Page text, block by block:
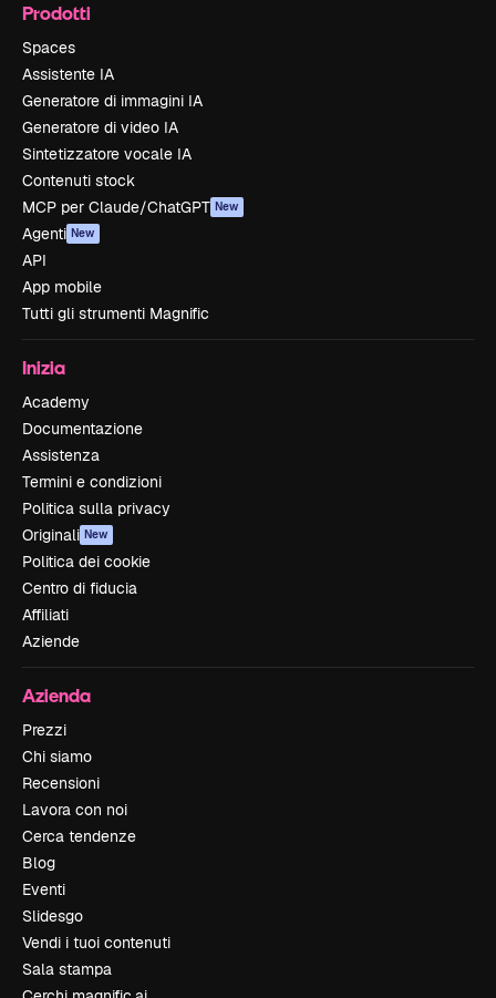
Prodotti
Spaces
Assistente IA
Generatore di immagini IA
Generatore di video IA
Sintetizzatore vocale IA
Contenuti stock
MCP per Claude/ChatGPT New
Agenti New
API
App mobile
Tutti gli strumenti Magnific
Inizia
Academy
Documentazione
Assistenza
Termini e condizioni
Politica sulla privacy
Originali New
Politica dei cookie
Centro di fiducia
Affiliati
Aziende
Azienda
Prezzi
Chi siamo
Recensioni
Lavora con noi
Cerca tendenze
Blog
Eventi
Slidesgo
Vendi i tuoi contenuti
Sala stampa